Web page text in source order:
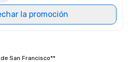
la promoción
San Francisco**